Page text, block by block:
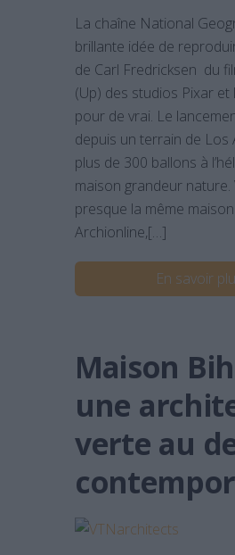
La chaîne National
brillante idée de
de Carl Fredricksen du
(Up) des studios Pixar et
pour de vrai. Le
depuis un terrain de Los
plus de 300 ballons à
maison grandeur nature.
presque la même maison
Archionline,[…]
En savoir
Maison
une
verte au